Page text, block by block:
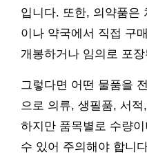
입니다. 또한, 의약품은
이나 약국에서 직접 구
개봉하거나 임의로 포
그렇다면 어떤 물품을
으로 의류, 생필품, 서
하지만 품목별로 수량
수 있어 주의해야 합니